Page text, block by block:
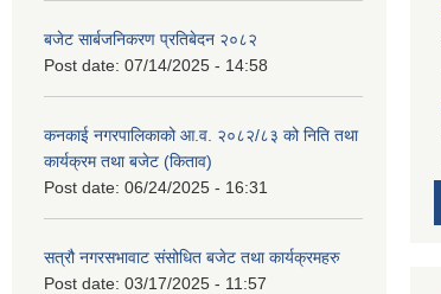
बजेट सार्बजनिकरण प्रतिबेदन २०८२
Post date: 07/14/2025 - 14:58
कनकाई नगरपालिकाको आ.व. २०८२/८३ को निति तथा
कार्यक्रम तथा बजेट (किताव)
Post date: 06/24/2025 - 16:31
सत्रौ नगरसभावाट संसोधित बजेट तथा कार्यक्रमहरु
Post date: 03/17/2025 - 11:57